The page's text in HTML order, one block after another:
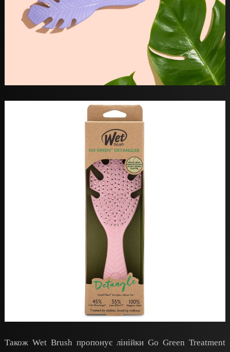
Також Wet Brush пропонує лінійки Go Green Treatment